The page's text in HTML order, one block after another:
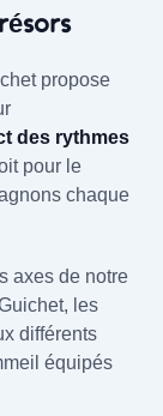
propose
des rythmes
pour le
chaque
axes de notre
les
différents
équipés